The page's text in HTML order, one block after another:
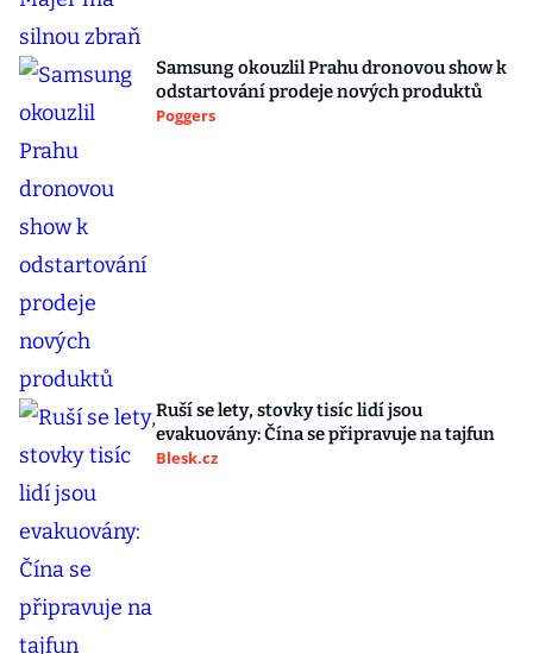
Samsung okouzlil Prahu dronovou show k
odstartování prodeje nových produktů
Poggers
Ruší se lety, stovky tisíc lidí jsou
evakuovány: Čína se připravuje na tajfun
Blesk.cz